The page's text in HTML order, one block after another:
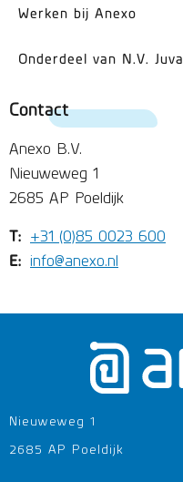
Werken bij Anexo
Onderdeel van N.V. Juva
Contact
Anexo B.V.
Nieuweweg 1
2685 AP Poeldijk
T: +31 (0)85 0023 600
E: info@anexo.nl
Nieuweweg 1
2685 AP Poeldijk